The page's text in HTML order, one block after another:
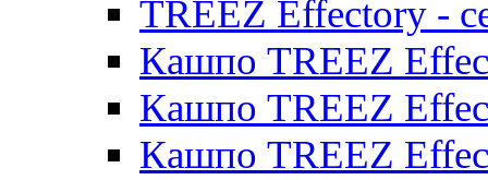
TREEZ Effectory -
Кашпо TREEZ
Кашпо TREEZ
Кашпо TREEZ